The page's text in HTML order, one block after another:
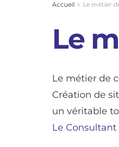
Accueil Le métier
Le
Le métier de
Création de
un véritable
Le